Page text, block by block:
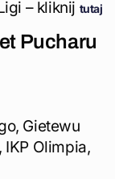
– kliknij tutaj
Pucharu
Gietewu
IKP Olimpia,